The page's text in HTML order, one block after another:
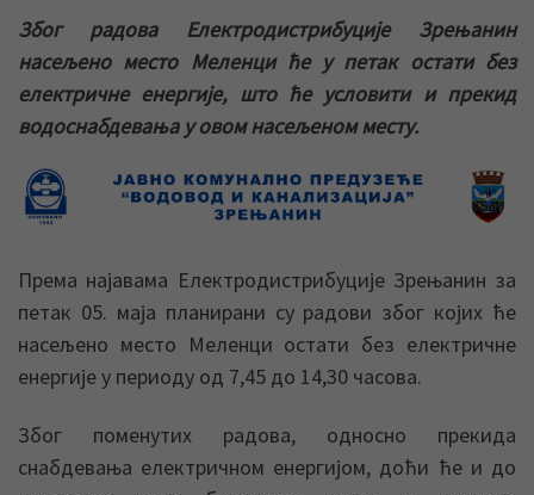
Због радова Електродистрибуције Зрењанин
насељено место Меленци ће у петак остати без
електричне енергије, што ће условити и прекид
водоснабдевања у овом насељеном месту.
Према најавама Електродистрибуције Зрењанин за
петак 05. маја планирани су радови због којих ће
насељено место Меленци остати без електричне
енергије у периоду од 7,45 до 14,30 часова.
Због поменутих радова, односно прекида
снабдевања електричном енергијом, доћи ће и до